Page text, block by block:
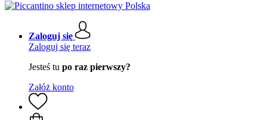
Zaloguj się
Zaloguj się teraz
Jesteś tu po raz pierwszy?
Załóż konto